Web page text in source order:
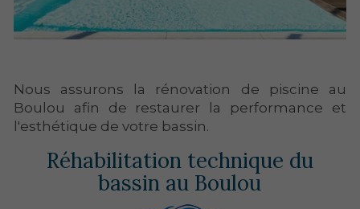
Nous assurons la rénovation de piscine au
Boulou afin de restaurer la performance et
l'esthétique de votre bassin.
Réhabilitation technique du
bassin au Boulou